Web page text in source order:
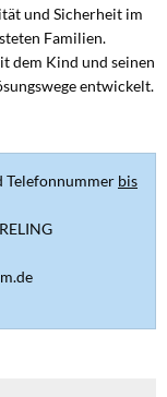
und Sicherheit im
Familien.
dem Kind und seinen
entwickelt.
Telefonnummer bis